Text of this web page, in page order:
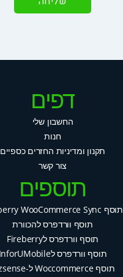
דפים
החשבון שלי
חנות
תקנון ומדיניות החזרים כספיים
צור קשר
תוספים
תוסף Fireberry WooCommerce Sync
תוסף וורדפרס להכוורת
תוסף וורדפרס לFireberry
תוסף וורדפרס לInforUMobile
תוסף Woccommerce ל-Bizsense